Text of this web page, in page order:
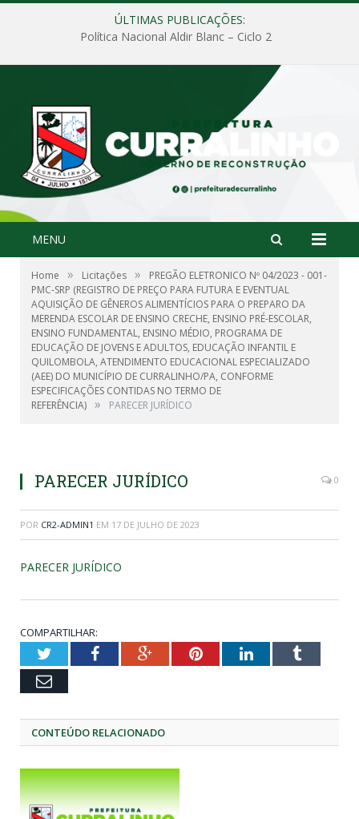
ÚLTIMAS PUBLICAÇÕES:
Política Nacional Aldir Blanc – Ciclo 2
MENU
Home » Licitações »
PREGÃO ELETRONICO Nº 04/2023 - 001-
PMC-SRP (REGISTRO DE PREÇO PARA FUTURA E EVENTUAL
AQUISIÇÃO DE GÊNEROS ALIMENTÍCIOS PARA O PREPARO DA
MERENDA ESCOLAR DE ENSINO CRECHE, ENSINO PRÉ-ESCOLAR,
ENSINO FUNDAMENTAL, ENSINO MÉDIO, PROGRAMA DE
EDUCAÇÃO DE JOVENS E ADULTOS, EDUCAÇÃO INFANTIL E
QUILOMBOLA, ATENDIMENTO EDUCACIONAL ESPECIALIZADO
(AEE) DO MUNICÍPIO DE CURRALINHO/PA, CONFORME
ESPECIFICAÇÕES CONTIDAS NO TERMO DE
REFERÊNCIA) » PARECER JURÍDICO
PARECER JURÍDICO 0
POR CR2-ADMIN1 EM 17 DE JULHO DE 2023
PARECER JURÍDICO
COMPARTILHAR:
TwitterFacebookGoogle+PinterestLinkedInTumblr
Email
CONTEÚDO RELACIONADO